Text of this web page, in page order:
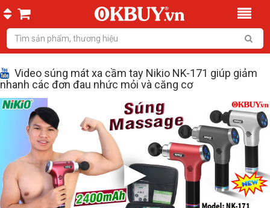
Video súng mát xa cầm tay Nikio NK-171 giúp giảm
nhanh các đơn đau nhức mỏi và căng cơ